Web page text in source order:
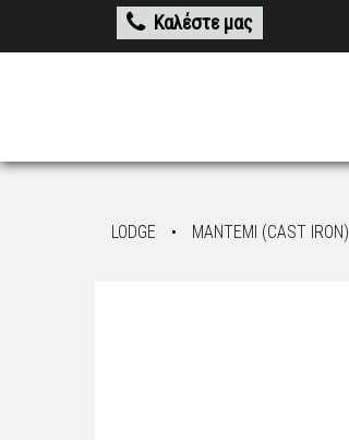
Καλέστε μας
LODGE • ΜΑΝΤΕΜΙ (CAST IRON)